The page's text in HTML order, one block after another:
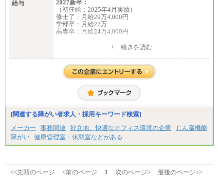
給与
2027新卒：
（初任給：2025年4月実績）
修士了：月給29万4,000円
学部卒：月給27万
高専卒：月給24万4,000円
月給 250,000円～350,000円
想定年収 420万円～600万円
入社時の処遇（基本給・賞与）は経験・スキルを考
経験・スキルによっては、記載額を超える場合もあ
※試用期間中も給与に変更はございません。
+ 続きを読む
[関連する障がい者求人・採用キーワード検索]
メーカー
事務関連 好立地、快適なオフィス環境の企業
じん臓機能
障がい 健康管理室・休憩室などがある
<<先頭のページ <前のページ 1 次のページ> 最後のページ>>